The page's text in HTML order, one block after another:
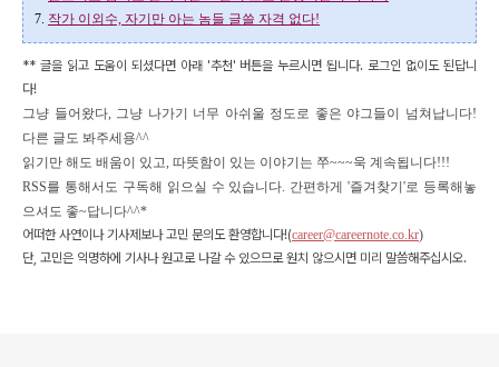
7. 작가 이외수, 자기만 아는 놈들 글쓸 자격 없다!
** 글을 읽고 도움이 되셨다면 아래 '추천' 버튼을 누르시면됩니다. 로그인 없이도 된답니
다!
그냥 들어왔다, 그냥 나가기 너무 아쉬울 정도로 좋은 야그들이 넘쳐납니다!
다른 글도 봐주세용^^
읽기만 해도 배움이 있고, 따뜻함이 있는 이야기는 쭈~~~욱 계속됩니다!!!
RSS를 통해서도 구독해 읽으실 수 있습니다. 간편하게 '즐겨찾기'로 등록해놓
으셔도 좋~답니다^^*
어떠한 사연이나 기사제보나 고민 문의도 환영합니다!(career@careernote.co.kr)
단, 고민은 익명하에 기사나 원고로 나갈 수 있으므로 원치 않으시면 미리 말씀해주십시오.